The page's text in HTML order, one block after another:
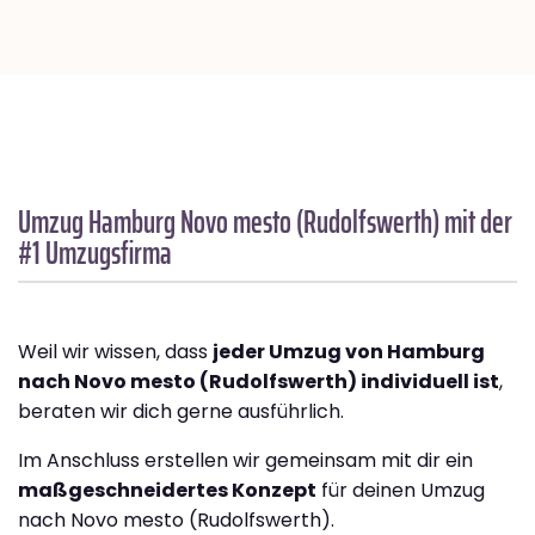
Umzug HamburgNovo mesto (Rudolfswerth)mit der
#1 Umzugsfirma
Weil wir wissen, dass jeder Umzug von Hamburg
nach Novo mesto (Rudolfswerth) individuell ist,
beraten wir dich gerne ausführlich.
Im Anschluss erstellen wir gemeinsam mit dir ein
maßgeschneidertes Konzept für deinen Umzug
nach Novo mesto (Rudolfswerth).